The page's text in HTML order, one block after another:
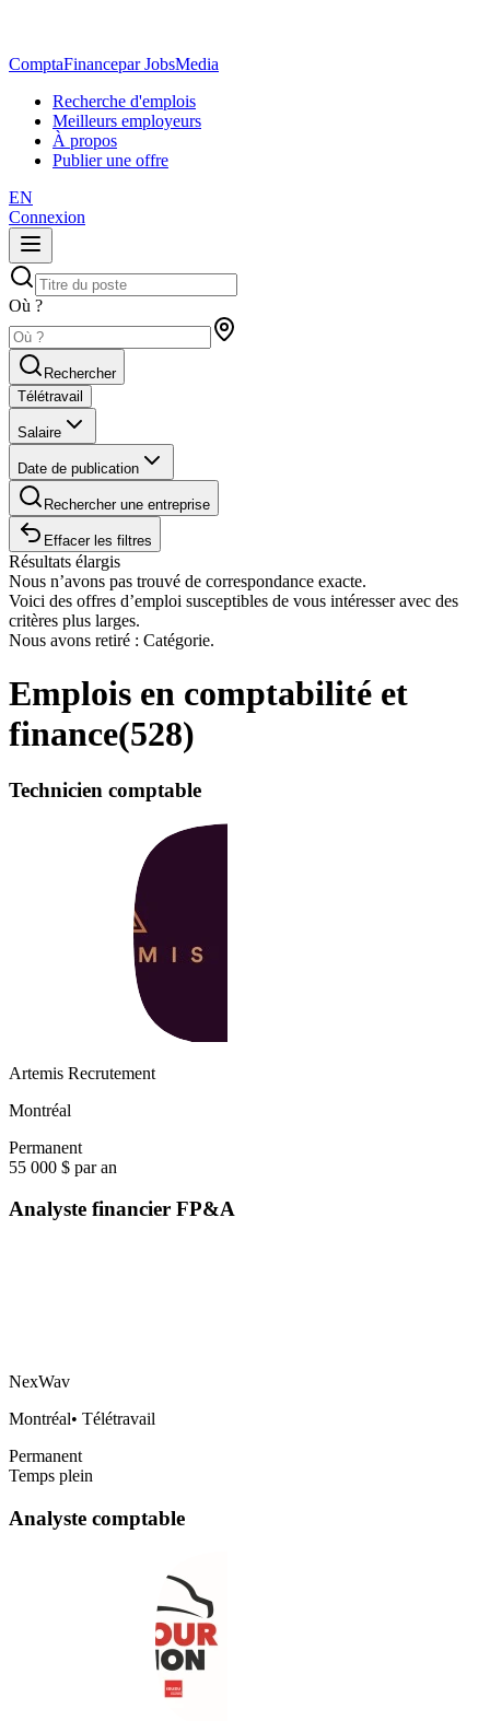
ComptaFinancepar JobsMedia
Recherche d'emplois
Meilleurs employeurs
À propos
Publier une offre
EN
Connexion
Où ?
Rechercher
Télétravail
Salaire
Date de publication
Rechercher une entreprise
Effacer les filtres
Résultats élargis
Nous n’avons pas trouvé de correspondance exacte.
Voici des offres d’emploi susceptibles de vous intéresser avec des
critères plus larges.
Nous avons retiré : Catégorie.
Emplois en comptabilité et
finance(528)
Technicien comptable
Artemis Recrutement
Montréal
Permanent
55 000 $ par an
Analyste financier FP&A
NexWav
Montréal• Télétravail
Permanent
Temps plein
Analyste comptable